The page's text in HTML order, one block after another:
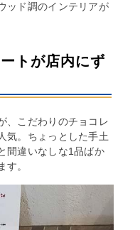
ッド調のインテリアが
トが店内にず
、こだわりのチョコレ
気。ちょっとした手土
間違いなしな1品ばか
す。